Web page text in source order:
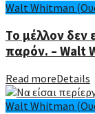
Walt Whitman
Το μέλλον δεν
παρόν. – Walt
Read moreDetails
Walt Whitman